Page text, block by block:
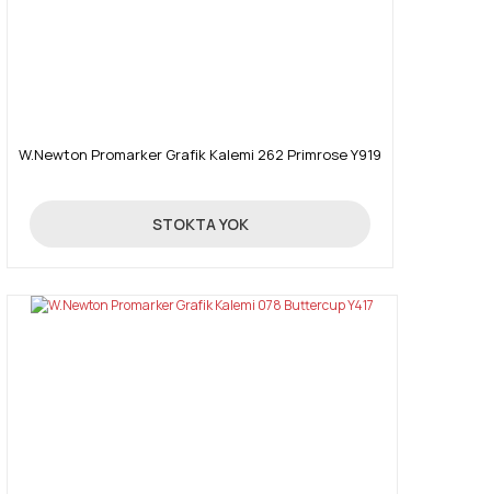
W.Newton Promarker Grafik Kalemi 262 Primrose Y919
19,90 TL
STOKTA YOK